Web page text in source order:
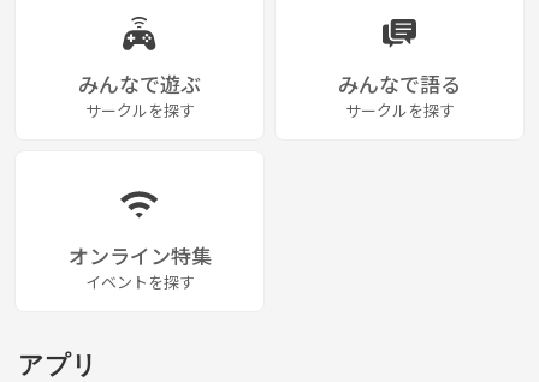
みんなで遊ぶ
サークルを探す
みんなで語る
サークルを探す
オンライン特集
イベントを探す
アプリ